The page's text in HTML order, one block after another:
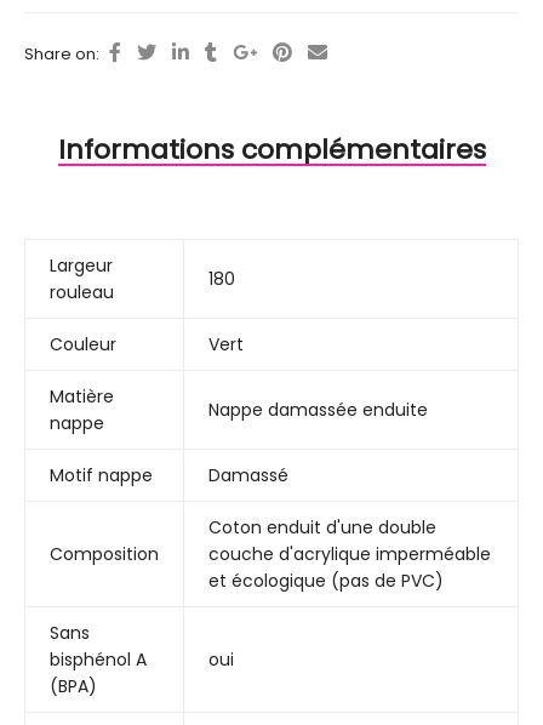
Share on:
Informations complémentaires
Largeur
rouleau
180
Couleur Vert
Matière
nappe
Nappe damassée enduite
Motif nappe Damassé
Composition
Coton enduit d'une double
couche d'acrylique imperméable
et écologique (pas de PVC)
Sans
bisphénol A
(BPA)
oui